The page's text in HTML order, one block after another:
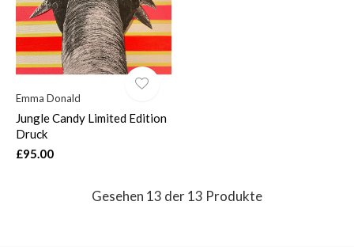
Emma Donald
Jungle Candy Limited Edition
Druck
£95.00
Gesehen 13 der 13 Produkte